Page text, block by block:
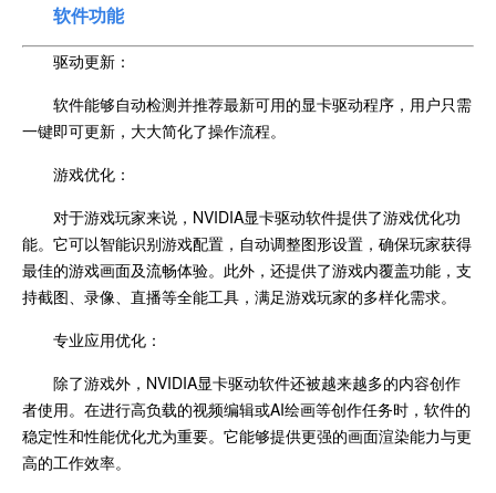
软件功能
驱动更新：
软件能够自动检测并推荐最新可用的显卡驱动程序，用户只需
一键即可更新，大大简化了操作流程。
游戏优化：
对于游戏玩家来说，NVIDIA显卡驱动软件提供了游戏优化功
能。它可以智能识别游戏配置，自动调整图形设置，确保玩家获得
最佳的游戏画面及流畅体验。此外，还提供了游戏内覆盖功能，支
持截图、录像、直播等全能工具，满足游戏玩家的多样化需求。
专业应用优化：
除了游戏外，NVIDIA显卡驱动软件还被越来越多的内容创作
者使用。在进行高负载的视频编辑或AI绘画等创作任务时，软件的
稳定性和性能优化尤为重要。它能够提供更强的画面渲染能力与更
高的工作效率。